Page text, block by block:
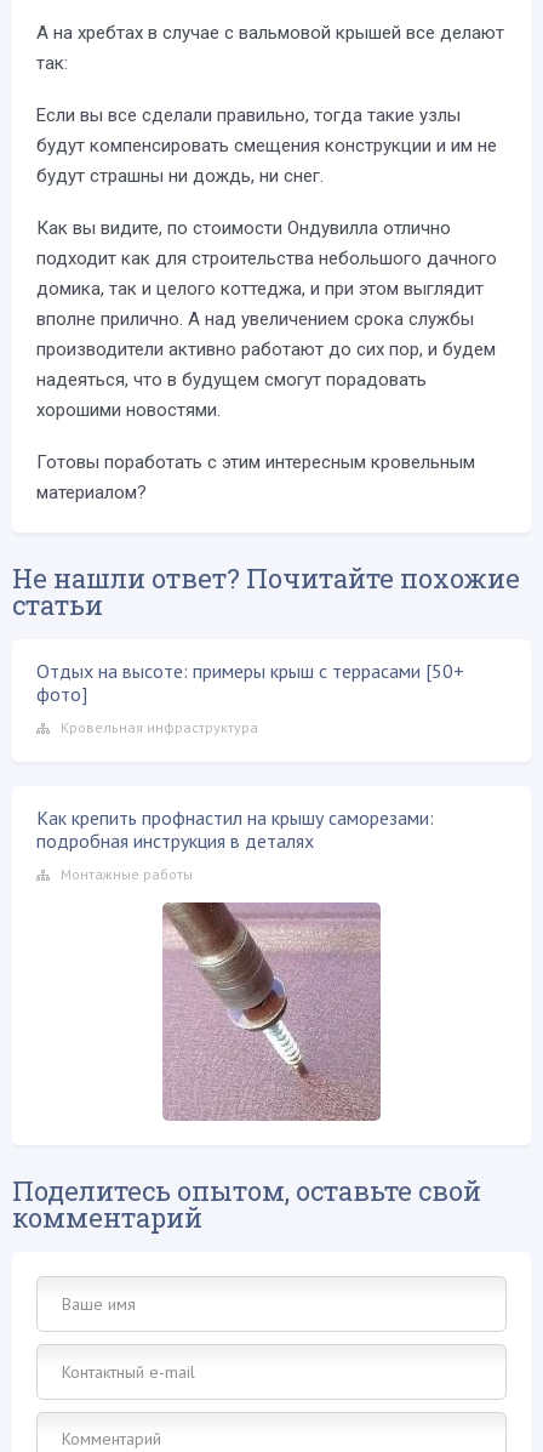
А на хребтах в случае с вальмовой крышей все делают
так:
Если вы все сделали правильно, тогда такие узлы
будут компенсировать смещения конструкции и им не
будут страшны ни дождь, ни снег.
Как вы видите, по стоимости Ондувилла отлично
подходит как для строительства небольшого дачного
домика, так и целого коттеджа, и при этом выглядит
вполне прилично. А над увеличением срока службы
производители активно работают до сих пор, и будем
надеяться, что в будущем смогут порадовать
хорошими новостями.
Готовы поработать с этим интересным кровельным
материалом?
Не нашли ответ? Почитайте похожие
статьи
Отдых на высоте: примеры крыш с террасами [50+
фото]
Кровельная инфраструктура
Как крепить профнастил на крышу саморезами:
подробная инструкция в деталях
Монтажные работы
Поделитесь опытом, оставьте свой
комментарий